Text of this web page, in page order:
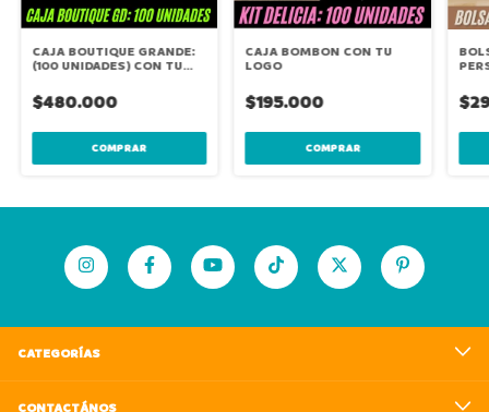
CAJA BOUTIQUE GRANDE:
(100 UNIDADES) CON TU
$480.000
COMPRAR
CAJA BOMBON CON TU
LOGO
$195.000
COMPRAR
CATEGORÍAS
CONTACTÁNOS